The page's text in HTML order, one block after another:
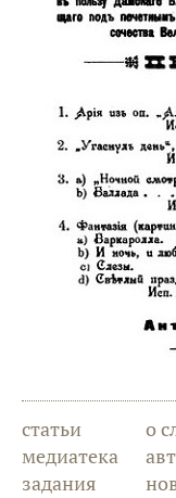
статьи
медиатека
задания
о